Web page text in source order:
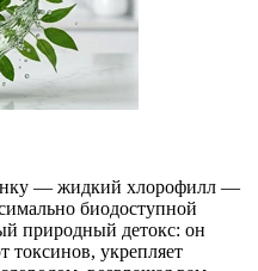
— жидкий хлорофилл —
биодоступной
природный детокс: он
токсинов, укрепляет